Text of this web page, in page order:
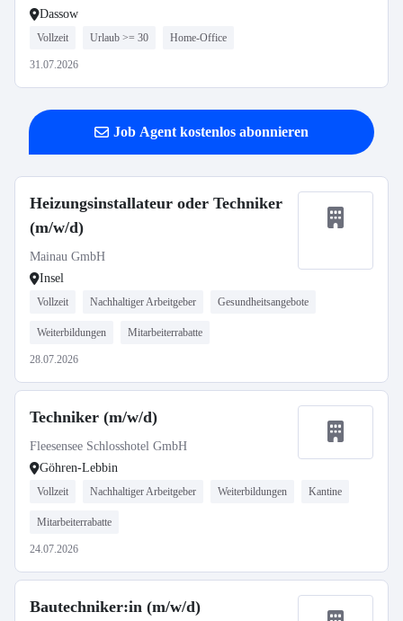
Dassow
Vollzeit Urlaub >= 30 Home-Office
31.07.2026
Job Agent kostenlos abonnieren
Heizungsinstallateur oder Techniker
(m/w/d)
Mainau GmbH
Insel
Vollzeit Nachhaltiger Arbeitgeber Gesundheitsangebote
Weiterbildungen Mitarbeiterrabatte
28.07.2026
Techniker (m/w/d)
Fleesensee Schlosshotel GmbH
Göhren-Lebbin
Vollzeit Nachhaltiger Arbeitgeber Weiterbildungen Kantine
Mitarbeiterrabatte
24.07.2026
Bautechniker:in (m/w/d)